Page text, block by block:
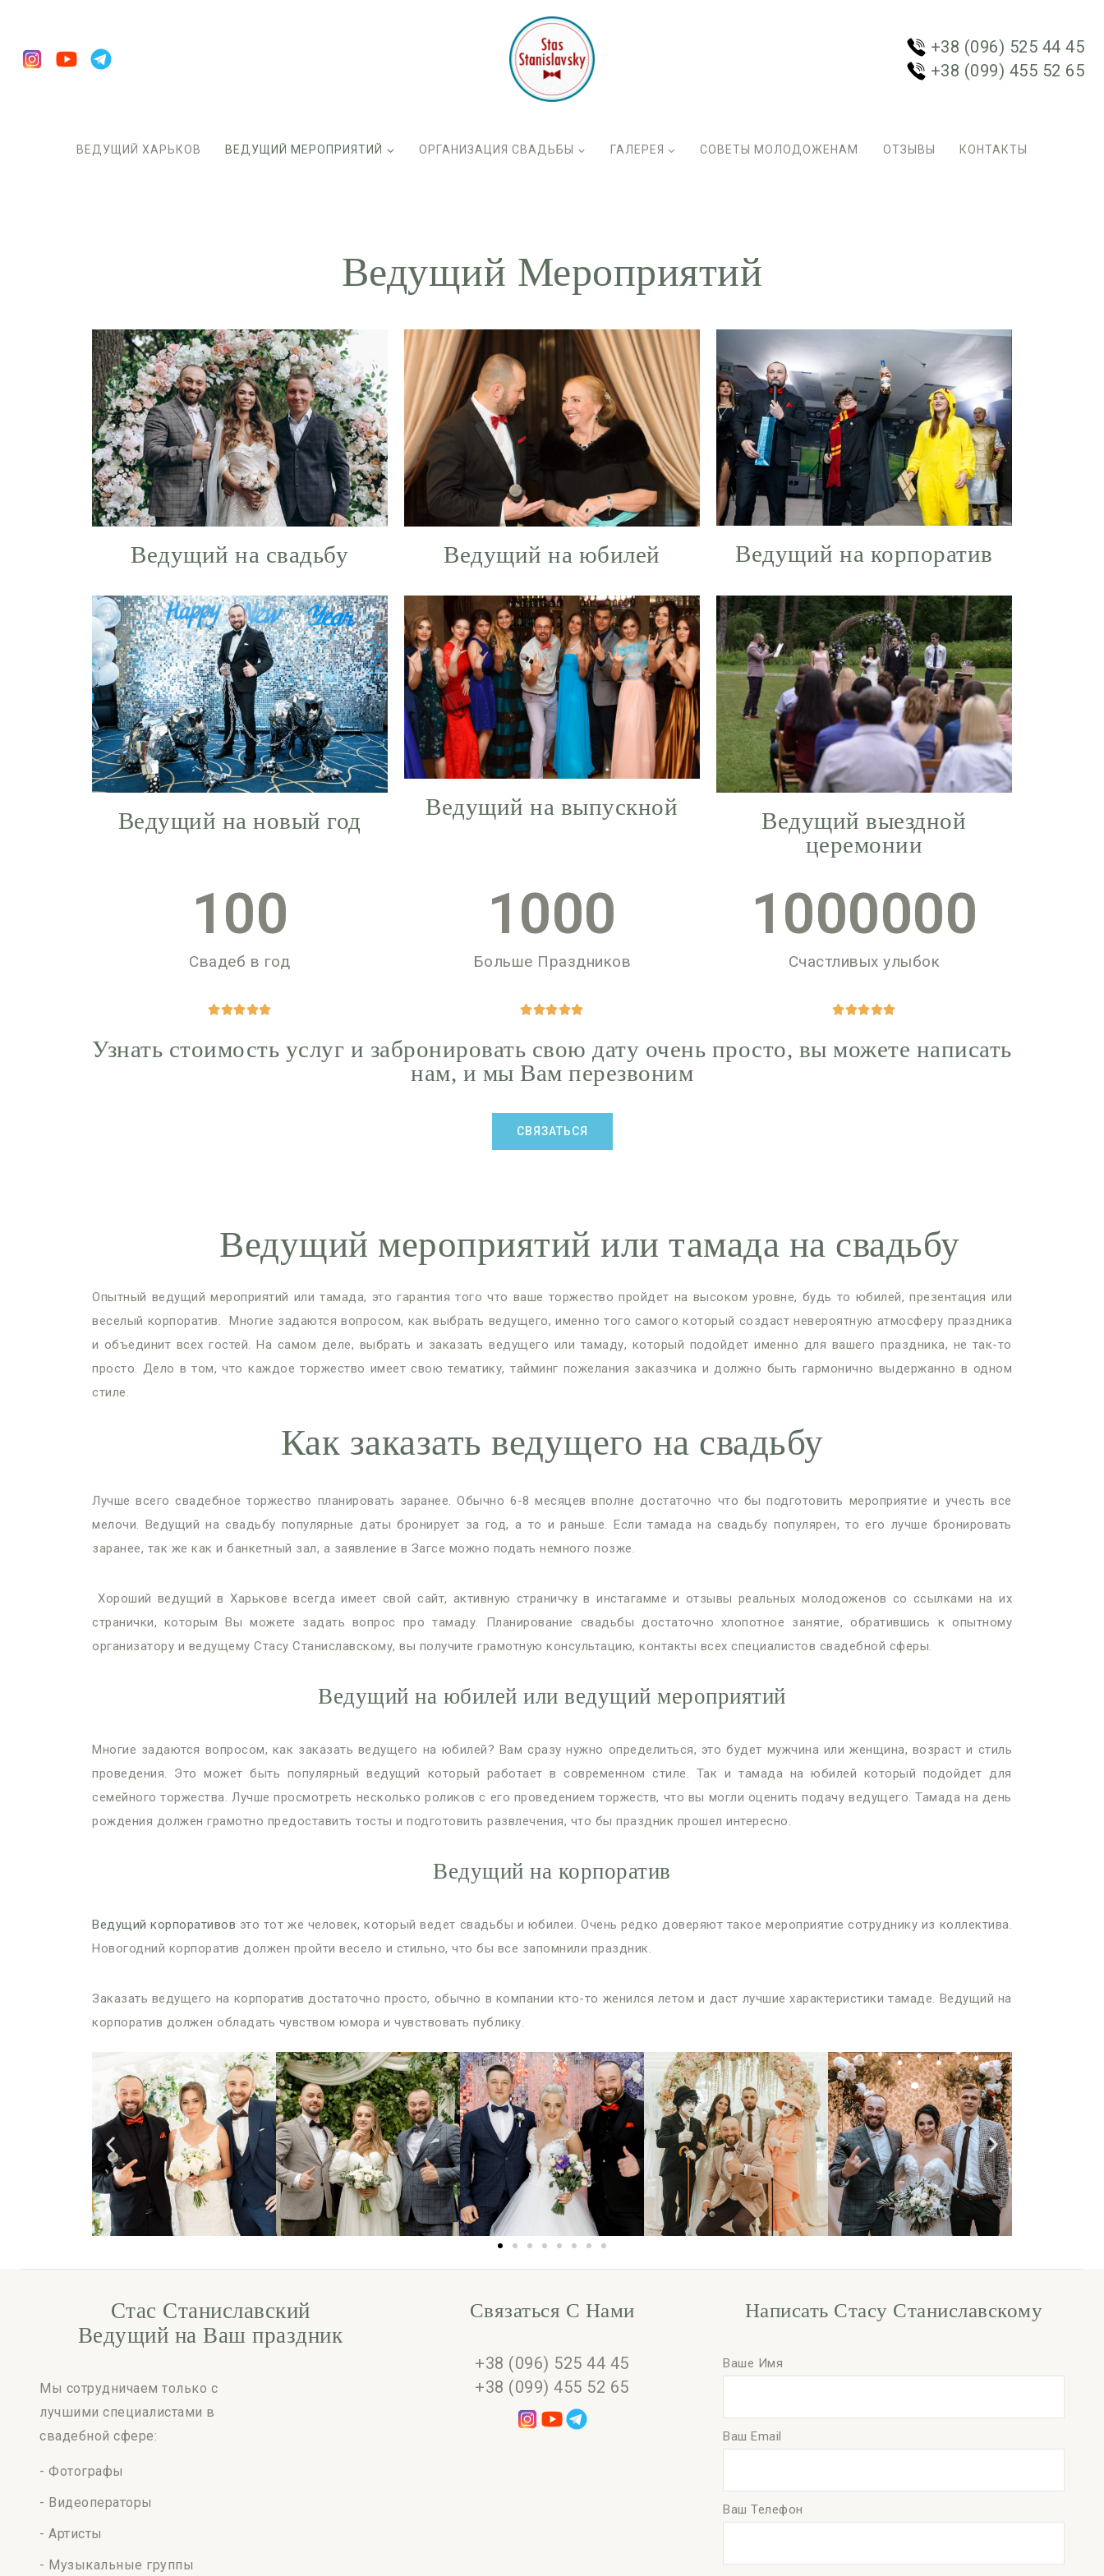
+38 (096) 525 44 45
+38 (099) 455 52 65
ВЕДУЩИЙ ХАРЬКОВ ВЕДУЩИЙ МЕРОПРИЯТИЙ ОРГАНИЗАЦИЯ СВАДЬБЫ ГАЛЕРЕЯ СОВЕТЫ МОЛОДОЖЕНАМ ОТЗЫВЫ КОНТАКТЫ
Ведущий Мероприятий
Ведущий на свадьбу Ведущий на юбилей Ведущий на корпоратив
Ведущий на новый год
Ведущий на выпускной
Ведущий выездной
церемонии
100
Свадеб в год

1000
Больше Праздников

1000000
Счастливых улыбок

Узнать стоимость услуг и забронировать свою дату очень просто, вы можете написать
нам, и мы Вам перезвоним
СВЯЗАТЬСЯ
Ведущий мероприятий или тамада на свадьбу
Опытный ведущий мероприятий или тамада, это гарантия того что ваше торжество пройдет на высоком уровне, будь то юбилей, презентация или
веселый корпоратив. Многие задаются вопросом, как выбрать ведущего, именно того самого который создаст невероятную атмосферу праздника
и объединит всех гостей. На самом деле, выбрать и заказать ведущего или тамаду, который подойдет именно для вашего праздника, не так-то
просто. Дело в том, что каждое торжество имеет свою тематику, тайминг пожелания заказчика и должно быть гармонично выдержанно в одном
стиле.
Как заказать ведущего на свадьбу
Лучше всего свадебное торжество планировать заранее. Обычно 6-8 месяцев вполне достаточно что бы подготовить мероприятие и учесть все
мелочи. Ведущий на свадьбу популярные даты бронирует за год, а то и раньше. Если тамада на свадьбу популярен, то его лучше бронировать
заранее, так же как и банкетный зал, а заявление в Загсе можно подать немного позже.
Хороший ведущий в Харькове всегда имеет свой сайт, активную страничку в инстагамме и отзывы реальных молодоженов со ссылками на их
странички, которым Вы можете задать вопрос про тамаду. Планирование свадьбы достаточно хлопотное занятие, обратившись к опытному
организатору и ведущему Стасу Станиславскому, вы получите грамотную консультацию, контакты всех специалистов свадебной сферы.
Ведущий на юбилей или ведущий мероприятий
Многие задаются вопросом, как заказать ведущего на юбилей? Вам сразу нужно определиться, это будет мужчина или женщина, возраст и стиль
проведения. Это может быть популярный ведущий который работает в современном стиле. Так и тамада на юбилей который подойдет для
семейного торжества. Лучше просмотреть несколько роликов с его проведением торжеств, что вы могли оценить подачу ведущего. Тамада на день
рождения должен грамотно предоставить тосты и подготовить развлечения, что бы праздник прошел интересно.
Ведущий на корпоратив
Ведущий корпоративов это тот же человек, который ведет свадьбы и юбилеи. Очень редко доверяют такое мероприятие сотруднику из коллектива.
Новогодний корпоратив должен пройти весело и стильно, что бы все запомнили праздник.
Заказать ведущего на корпоратив достаточно просто, обычно в компании кто-то женился летом и даст лучшие характеристики тамаде. Ведущий на
корпоратив должен обладать чувством юмора и чувствовать публику.
Стас Станиславский
Ведущий на Ваш праздник
Мы сотрудничаем только с
лучшими специалистами в
свадебной сфере:
- Фотографы
- Видеоператоры
- Артисты
- Музыкальные группы
Связаться С Нами
+38 (096) 525 44 45
+38 (099) 455 52 65
Написать Стасу Станиславскому
Ваше Имя
Ваш Email
Ваш Телефон